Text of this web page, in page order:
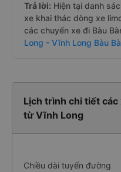
Trả lời: Hiện tại danh
xe khai thác dòng xe
các chuyến xe đi Bàu
Long - Vĩnh Long Bàu
Lịch trình chi tiết
từ Vĩnh Long
Chiều dài tuyến đường